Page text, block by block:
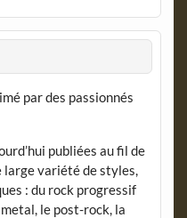
par des passionnés
publiées au fil de
large variété de styles,
: du rock progressif
le post-rock, la